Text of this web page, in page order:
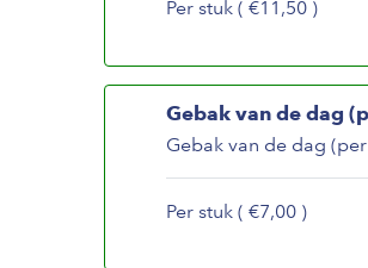
Per stuk ( €11,50 )
Gebak van de dag
Gebak van de dag
Per stuk ( €7,00 )